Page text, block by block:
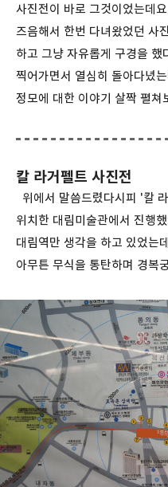
사진전이 바로 그것이었는데
즈음해서 한번 다녀왔었던 사
하고 그냥 자유롭게 구경을
찍어가면서 열심히 돌아다녔
정모에 대한 이야기 살짝 펼쳐
칼 라거펠트 사진전
위에서 말씀드렸다시피 '칼
위치한 대림미술관에서 진행
대림역만 생각을 하고 있었는
아무튼 무식을 통탄하며 경복